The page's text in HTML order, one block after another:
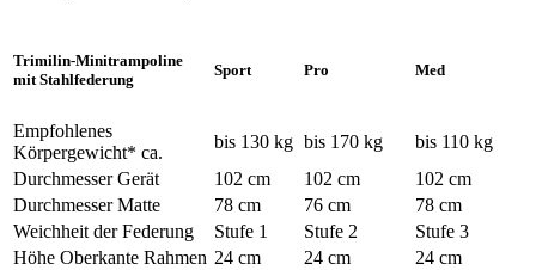
Trimilin-Minitrampoline
mit Stahlfederung
Sport Pro Med
Empfohlenes
Körpergewicht* ca.
bis 130 kg bis 170 kg
bis 110 kg
Durchmesser Gerät
102 cm 102 cm
102 cm
Durchmesser Matte
78 cm 76 cm
78 cm
Weichheit der Federung
Stufe 1 Stufe 2
Stufe 3
Höhe Oberkante Rahmen 24 cm 24 cm
24 cm